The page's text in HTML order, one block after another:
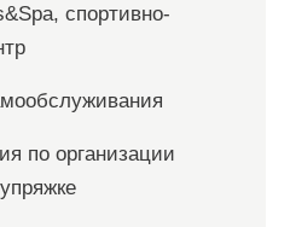
спортивно-
по организации